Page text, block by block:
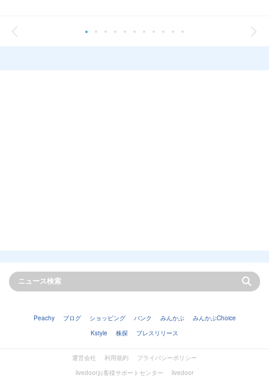
Peachy ブログ ショッピング バンク みんかぶ
みんかぶChoice
Kstyle
株探 プレスリリース
運営会社 利用規約
プライバシーポリシー
livedoorお客様サポートセンター
livedoor